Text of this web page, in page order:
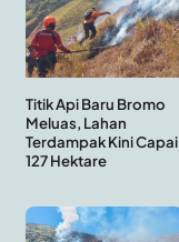
Titik Api Baru Bromo
Meluas, Lahan
Terdampak Kini Capai
127 Hektare